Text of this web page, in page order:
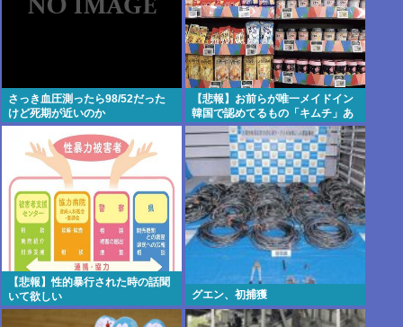
さっき血圧測ったら98/52だった
けど死期が近いのか
【悲報】お前らが唯一メイドイン
韓国で認めてるもの「キムチ」あ
と3つは？
【悲報】性的暴行された時の話聞
いて欲しい
グエン、初捕獲